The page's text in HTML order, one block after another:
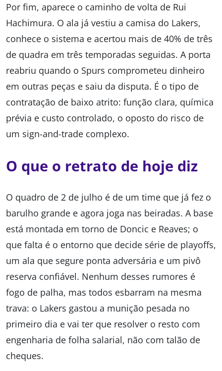
Por fim, aparece o caminho de volta de Rui
Hachimura. O ala já vestiu a camisa do Lakers,
conhece o sistema e acertou mais de 40% de três
de quadra em três temporadas seguidas. A porta
reabriu quando o Spurs comprometeu dinheiro
em outras peças e saiu da disputa. É o tipo de
contratação de baixo atrito: função clara, química
prévia e custo controlado, o oposto do risco de
um sign-and-trade complexo.
O que o retrato de hoje diz
O quadro de 2 de julho é de um time que já fez o
barulho grande e agora joga nas beiradas. A base
está montada em torno de Doncic e Reaves; o
que falta é o entorno que decide série de playoffs,
um ala que segure ponta adversária e um pivô
reserva confiável. Nenhum desses rumores é
fogo de palha, mas todos esbarram na mesma
trava: o Lakers gastou a munição pesada no
primeiro dia e vai ter que resolver o resto com
engenharia de folha salarial, não com talão de
cheques.